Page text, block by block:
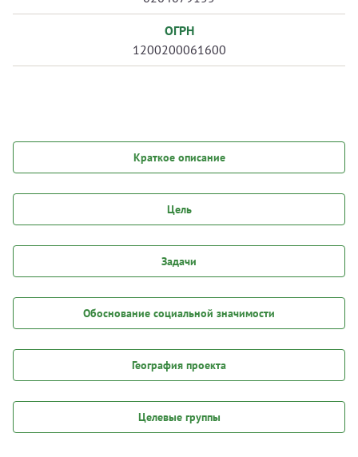
ОГРН
1200200061600
Краткое описание
Цель
Задачи
Обоснование социальной значимости
География проекта
Целевые группы